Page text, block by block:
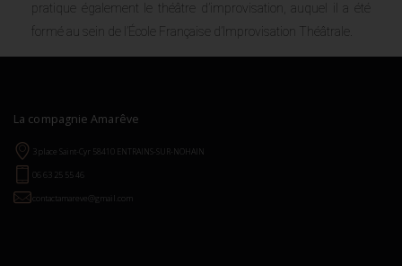
pratique également le théâtre d’improvisation, auquel il a été
formé au sein de l’École Française d’Improvisation Théâtrale.
La compagnie Amarêve
3 place Saint-Cyr 58410 ENTRAINS-SUR-NOHAIN
06 63 25 55 46
contactamareve@gmail.com